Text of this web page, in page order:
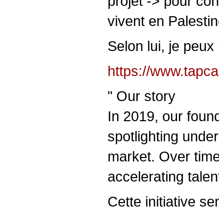
vivent en
Selon lui, je peux
https://
" Our story
In 2019, our
spotlighting
market. Over
accelerating
Cette initiative